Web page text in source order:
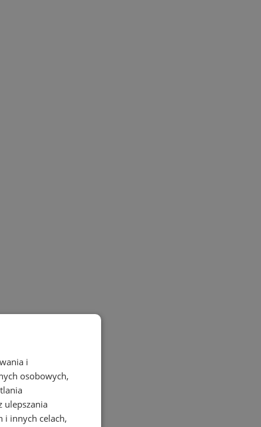
i
osobowych,
ulepszania
i innych celach,